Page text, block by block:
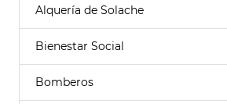
Alquería de Solache
Bienestar Social
Bomberos